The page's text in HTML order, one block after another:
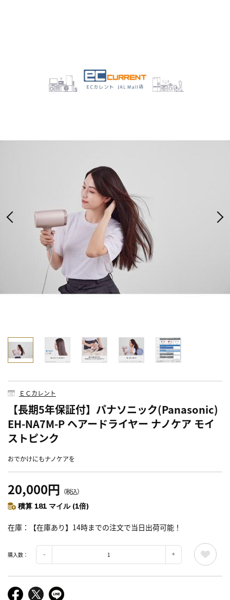
ＥＣカレント
【長期5年保証付】パナソニック(Panasonic)
EH-NA7M-P ヘアードライヤー ナノケア モイ
ストピンク
おでかけにもナノケアを
20,000円 （税込）
積算 181 マイル (1倍)
在庫 【在庫あり】14時までの注文で当日出荷可能！
購入数：